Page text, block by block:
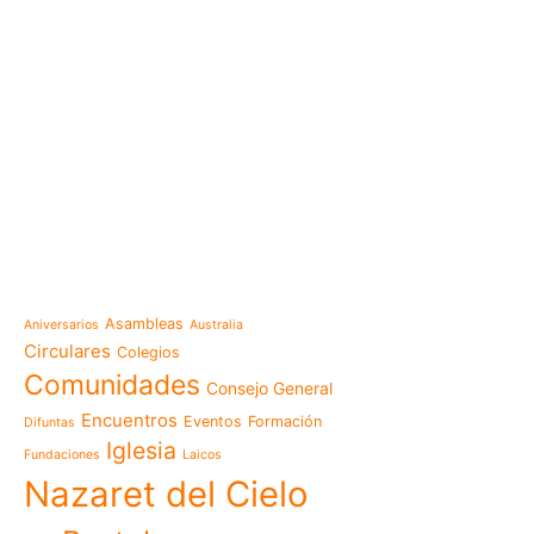
Aniversarios Asambleas Australia
Circulares Colegios
Comunidades Consejo General
Difuntas Encuentros Eventos Formación
Fundaciones Iglesia Laicos
Nazaret del Cielo